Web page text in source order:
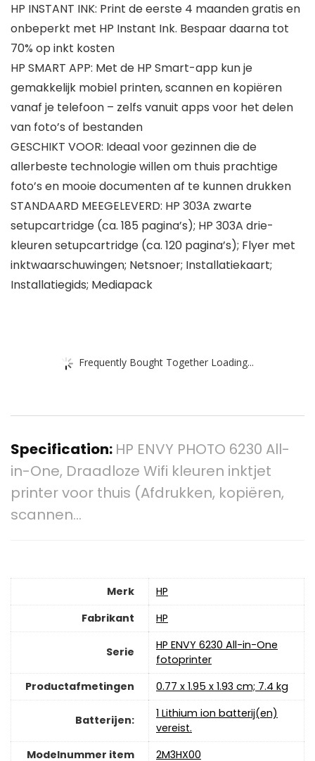
HP INSTANT INK: Print de eerste 4 maanden gratis en
onbeperkt met HP Instant Ink. Bespaar daarna tot
70% op inkt kosten
HP SMART APP: Met de HP Smart-app kun je
gemakkelijk mobiel printen, scannen en kopiëren
vanaf je telefoon – zelfs vanuit apps voor het delen
van foto’s of bestanden
GESCHIKT VOOR: Ideaal voor gezinnen die de
allerbeste technologie willen om thuis prachtige
foto’s en mooie documenten af te kunnen drukken
STANDAARD MEEGELEVERD: HP 303A zwarte
setupcartridge (ca. 185 pagina’s); HP 303A drie-
kleuren setupcartridge (ca. 120 pagina’s); Flyer met
inktwaarschuwingen; Netsnoer; Installatiekaart;
Installatiegids; Mediapack
Frequently Bought Together Loading...
Specification: HP ENVY PHOTO 6230 All-
in-One, Draadloze Wifi kleuren inktjet
printer voor thuis (Afdrukken, kopiëren,
scannen…
Merk
‎HP
Fabrikant
‎HP
Serie
‎HP ENVY 6230 All-in-One
fotoprinter
Productafmetingen
‎0.77 x 1.95 x 1.93 cm; 7.4 kg
Batterijen:
‎1 Lithium ion batterij(en)
vereist.
Modelnummer item
‎2M3HX00